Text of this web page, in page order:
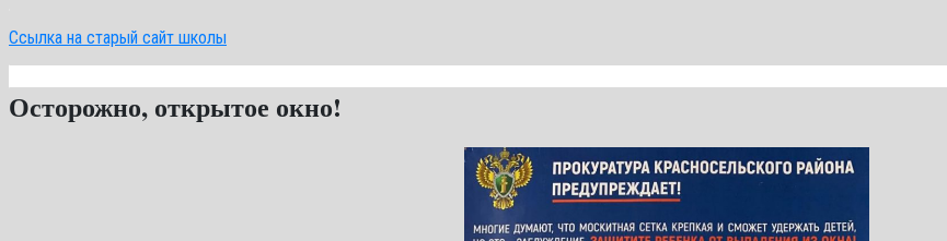
Ссылка на старый сайт школы
Осторожно, открытое окно!